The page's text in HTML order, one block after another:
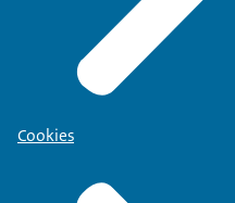
Cookies